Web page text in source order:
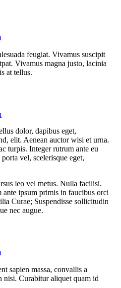
feugiat. Vivamus suscipit
Vivamus magna justo, lacinia
at tellus.
dolor, dapibus eget,
elit. Aenean auctor wisi et urna.
turpis. Integer rutrum ante eu
vel, scelerisque eget,
leo vel metus. Nulla facilisi.
ante ipsum primis in faucibus orci
Curae; Suspendisse sollicitudin
nec augue.
sapien massa, convallis a
nisi. Curabitur aliquet quam id